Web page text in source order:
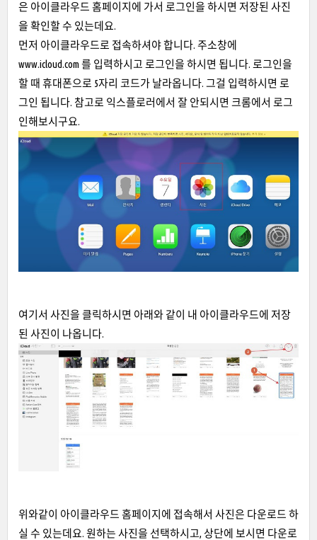
은 아이클라우드 홈페이지에 가서 로그인을 하시면 저장된 사진
을 확인할 수 있는데요.
먼저 아이클라우드로 접속하셔야 합니다. 주소창에
www.icloud.com 를 입력하시고 로그인을 하시면 됩니다. 로그인을
할 때 휴대폰으로 5자리 코드가 날라옵니다. 그걸 입력하시면 로
그인 됩니다. 참고로 익스플로러에서 잘 안되시면 크롬에서 로그
인해보시구요.
여기서 사진을 클릭하시면 아래와 같이 내 아이클라우드에 저장
된 사진이 나옵니다.
위와같이 아이클라우드 홈페이지에 접속해서 사진은 다운로드 하
실 수 있는데요. 원하는 사진을 선택하시고, 상단에 보시면 다운로